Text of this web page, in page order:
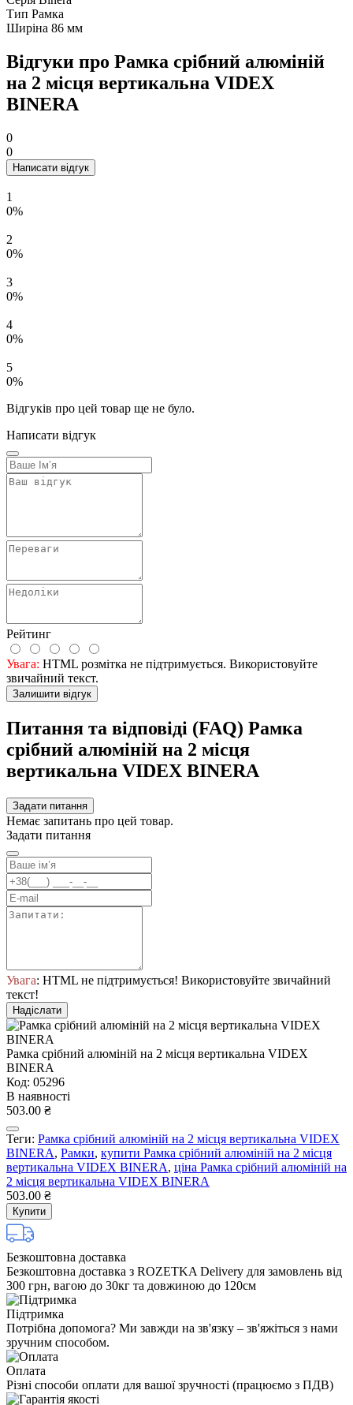
Тип Рамка
Ширіна 86 мм
Відгуки про Рамка срібний алюміній
на 2 місця вертикальна VIDEX
BINERA
0
0
Написати відгук
1
0%
2
0%
3
0%
4
0%
5
0%
Відгуків про цей товар ще не було.
Написати відгук
Рейтинг
Увага: HTML розмітка не підтримується. Використовуйте
звичайний текст.
Залишити відгук
Питання та відповіді (FAQ) Рамка
срібний алюміній на 2 місця
вертикальна VIDEX BINERA
Задати питання
Немає запитань про цей товар.
Задати питання
Увага: HTML не підтримується! Використовуйте звичайний
текст!
Надіслати
Рамка срібний алюміній на 2 місця вертикальна VIDEX
BINERA
Код: 05296
В наявності
503.00 ₴
Теги: Рамка срібний алюміній на 2 місця вертикальна VIDEX
BINERA, Рамки, купити Рамка срібний алюміній на 2 місця
вертикальна VIDEX BINERA, ціна Рамка срібний алюміній на
2 місця вертикальна VIDEX BINERA
503.00 ₴
Купити
Безкоштовна доставка
Безкоштовна доставка з ROZETKA Delivery для замовлень від
300 грн, вагою до 30кг та довжиною до 120см
Підтримка
Потрібна допомога? Ми завжди на зв'язку – зв'яжіться з нами
зручним способом.
Оплата
Різні способи оплати для вашої зручності (працюємо з ПДВ)